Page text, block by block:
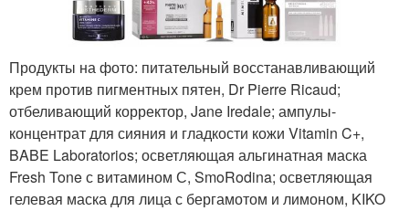
Продукты на фото: питательный восстанавливающий
крем против пигментных пятен, Dr Pierre Ricaud;
отбеливающий корректор, Jane Iredale; ампулы-
концентрат для сияния и гладкости кожи Vitamin C+,
BABE Laboratorios; осветляющая альгинатная маска
Fresh Tone с витамином С, SmoRodina; осветляющая
гелевая маска для лица с бергамотом и лимоном, KIKO